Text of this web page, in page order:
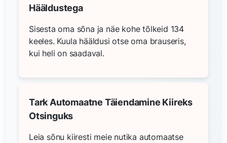
Hääldustega
Sisesta oma sõna ja näe kohe tõlkeid 134
keeles. Kuula hääldusi otse oma brauseris,
kui heli on saadaval.
Tark Automaatne Täiendamine Kiireks
Otsinguks
Leia sõnu kiiresti meie nutika automaatse